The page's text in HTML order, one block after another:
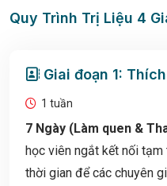
Quy Trình Trị Liệu 4
Giai đoạn 1:
1 tuần
7 Ngày (Làm quen &
học viên ngắt kết nối
thời gian để các chuyên